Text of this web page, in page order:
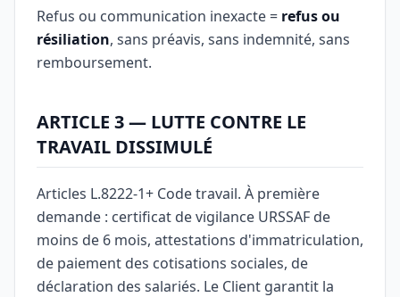
Refus ou communication inexacte = refus ou
résiliation, sans préavis, sans indemnité, sans
remboursement.
ARTICLE 3 — LUTTE CONTRE LE
TRAVAIL DISSIMULÉ
Articles L.8222-1+ Code travail. À première
demande : certificat de vigilance URSSAF de
moins de 6 mois, attestations d'immatriculation,
de paiement des cotisations sociales, de
déclaration des salariés. Le Client garantit la